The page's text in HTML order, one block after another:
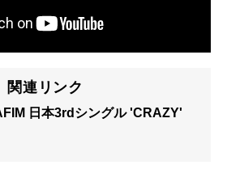
関連リンク
日本3rdシングル 'CRAZY'